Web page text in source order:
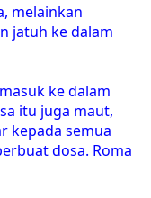
melainkan
jatuh ke dalam
ke dalam
itu juga maut,
kepada semua
dosa. Roma